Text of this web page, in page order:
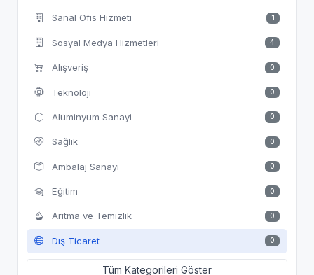
Sanal Ofis Hizmeti 1
Sosyal Medya Hizmetleri 4
Alışveriş 0
Teknoloji 0
Alüminyum Sanayi 0
Sağlık 0
Ambalaj Sanayi 0
Eğitim 0
Arıtma ve Temizlik 0
Dış Ticaret 0
Tüm Kategorileri Göster